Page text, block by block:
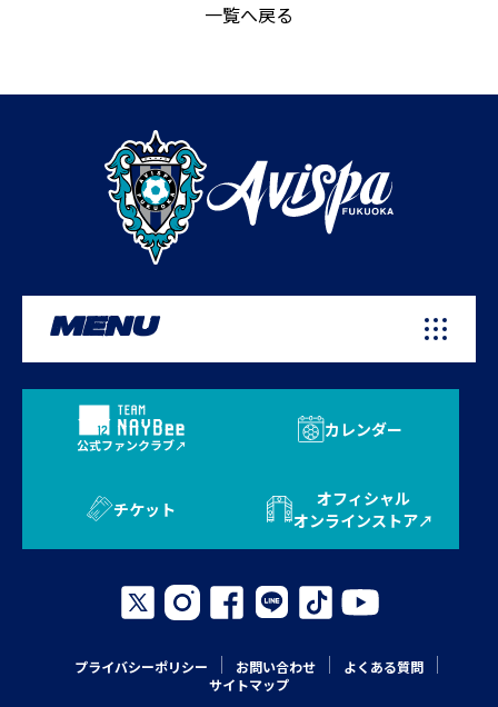
一覧へ戻る
MENU
公式ファンクラブ
カレンダー
チケット
オフィシャル
オンラインストア
プライバシーポリシー お問い合わせ
よくある質問
サイトマップ